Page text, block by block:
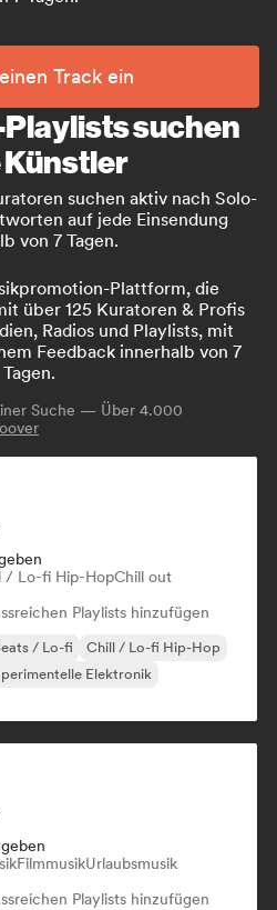
Track ein
suchen
Künstler
suchen aktiv nach Solo-
auf jede Einsendung
von 7 Tagen.
Plattform, die
über 125 Kuratoren & Profis
Radios und Playlists, mit
Feedback innerhalb von 7
Tagen.
Suche — Über 4.000
/ Lo-fi Hip-HopChill out
Playlists hinzufügen
/ Lo-fi
Chill / Lo-fi Hip-Hop
Elektronik
FilmmusikUrlaubsmusik
Playlists hinzufügen